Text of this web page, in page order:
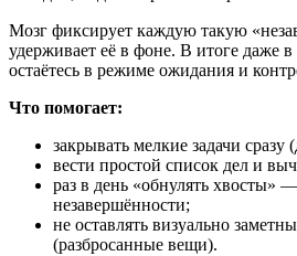
Мозг фиксирует каждую такую
удерживает её в фоне. В итоге даже
остаётесь в режиме ожидания и
Что помогает:
закрывать мелкие задачи сразу
вести простой список дел и
раз в день «обнулять хвосты»
незавершённости;
не оставлять визуально
(разбросанные вещи).